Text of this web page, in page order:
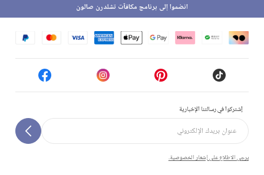
إشتركوا في رسالتنا الإخبارية
يرجى الاطلاع على إشعار الخصوصية.
انضموا إلى برنامج مكافآت تشلدرن صالون